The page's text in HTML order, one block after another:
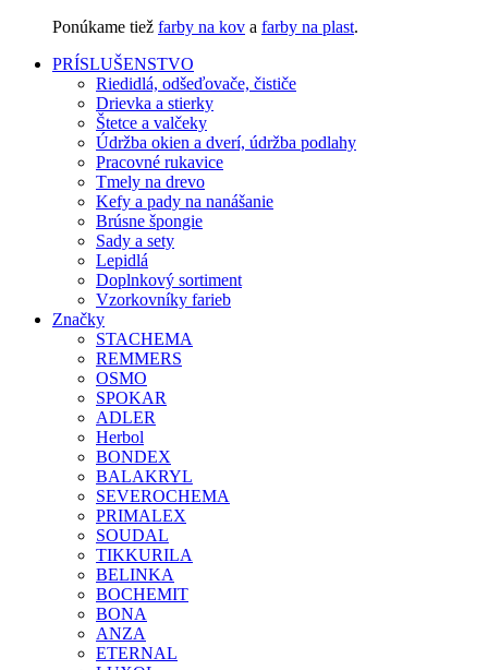
Ponúkame tiež farby na kov a farby na plast.
PRÍSLUŠENSTVO
Riedidlá, odšeďovače, čističe
Drievka a stierky
Štetce a valčeky
Údržba okien a dverí, údržba podlahy
Pracovné rukavice
Tmely na drevo
Kefy a pady na nanášanie
Brúsne špongie
Sady a sety
Lepidlá
Doplnkový sortiment
Vzorkovníky farieb
Značky
STACHEMA
REMMERS
OSMO
SPOKAR
ADLER
Herbol
BONDEX
BALAKRYL
SEVEROCHEMA
PRIMALEX
SOUDAL
TIKKURILA
BELINKA
BOCHEMIT
BONA
ANZA
ETERNAL